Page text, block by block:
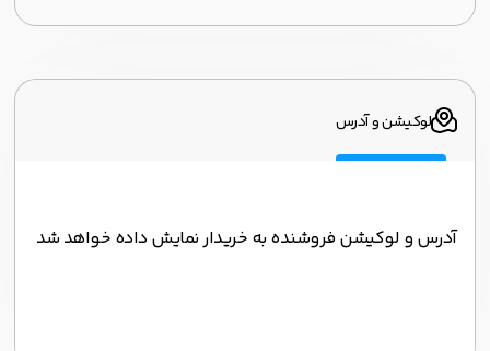
لوکیشن و آدرس
آدرس و لوکیشن فروشنده به خریدار نمایش داده خواهد شد